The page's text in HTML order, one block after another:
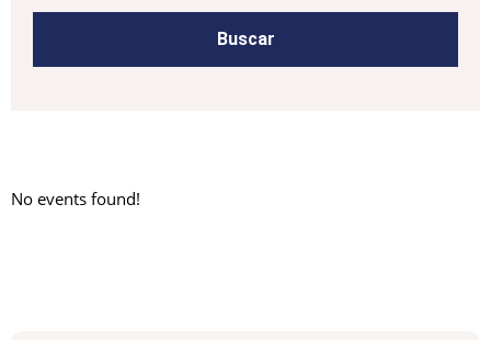
No events found!